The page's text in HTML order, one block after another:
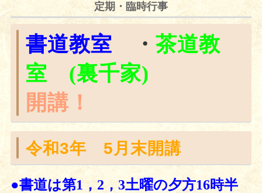
境内のご案内
定期・臨時行事
祈祷・供養・朱印
お問い合わせ
定期・臨時行事
書道教室 ・ 茶道教
室 (裏千家)
開講！
令和3年 5月末開講
●書道は第1，2，3土曜の夕方16時半